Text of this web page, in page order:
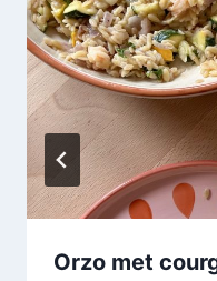
Orzo met